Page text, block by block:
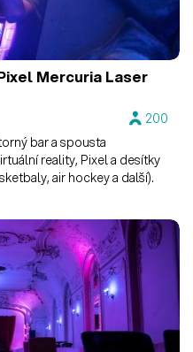
Mercuria Laser
200
bar a spousta
reality, Pixel a desítky
air hockey a další).